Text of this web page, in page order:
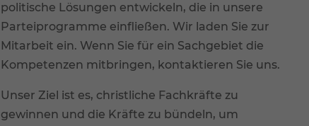
politische Lösungen entwickeln, die in unsere
Parteiprogramme einfließen. Wir laden Sie zur
Mitarbeit ein. Wenn Sie für ein Sachgebiet die
Kompetenzen mitbringen, kontaktieren Sie uns.
Unser Ziel ist es, christliche Fachkräfte zu
gewinnen und die Kräfte zu bündeln, um